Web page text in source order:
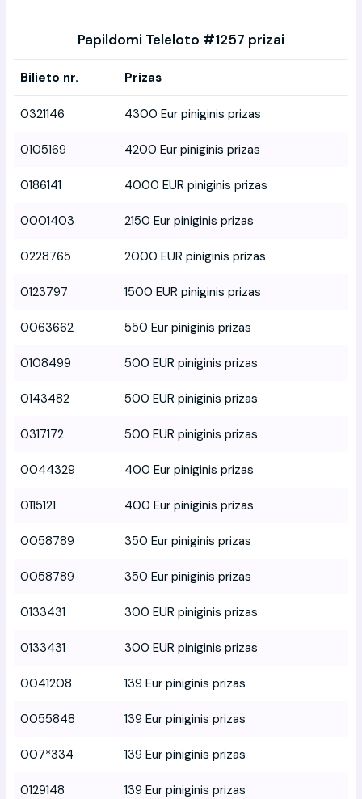
Papildomi Teleloto #1257 prizai
Bilieto nr. Prizas
0321146 4300 Eur piniginis prizas
0105169 4200 Eur piniginis prizas
0186141 4000 EUR piniginis prizas
0001403 2150 Eur piniginis prizas
0228765 2000 EUR piniginis prizas
0123797 1500 EUR piniginis prizas
0063662 550 Eur piniginis prizas
0108499 500 EUR piniginis prizas
0143482 500 EUR piniginis prizas
0317172 500 EUR piniginis prizas
0044329 400 Eur piniginis prizas
0115121 400 Eur piniginis prizas
0058789 350 Eur piniginis prizas
0058789 350 Eur piniginis prizas
0133431 300 EUR piniginis prizas
0133431 300 EUR piniginis prizas
0041208 139 Eur piniginis prizas
0055848 139 Eur piniginis prizas
007*334 139 Eur piniginis prizas
0129148 139 Eur piniginis prizas